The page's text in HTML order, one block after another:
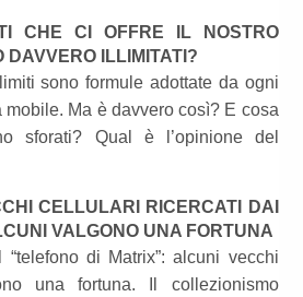
CHE CI OFFRE IL NOSTRO
DAVVERO ILLIMITATI?
sono formule adottate da ogni
Ma è davvero così? E cosa
sforati? Qual è l’opinione del
CELLULARI RICERCATI DAI
VALGONO UNA FORTUNA
di Matrix”: alcuni vecchi
una fortuna. Il collezionismo